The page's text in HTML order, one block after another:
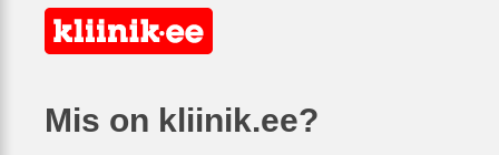
Mis on kliinik.ee?